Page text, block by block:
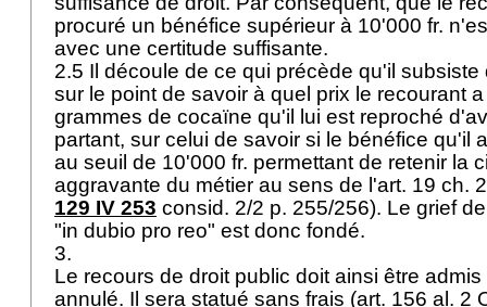
procuré un bénéfice supérieur à 10'000 fr.
avec une certitude suffisante.
2.5 Il découle de ce qui précède qu'il
sur le point de savoir à quel prix le recourant
grammes de cocaïne qu'il lui est reproché
partant, sur celui de savoir si le bénéfice qu'il
au seuil de 10'000 fr. permettant de retenir la
aggravante du métier au sens de l'art. 19 ch.
129 IV 253 consid. 2/2 p. 255/256). Le grief
"in dubio pro reo" est donc fondé.
3.
Le recours de droit public doit ainsi être
annulé. Il sera statué sans frais (art. 156 al. 2